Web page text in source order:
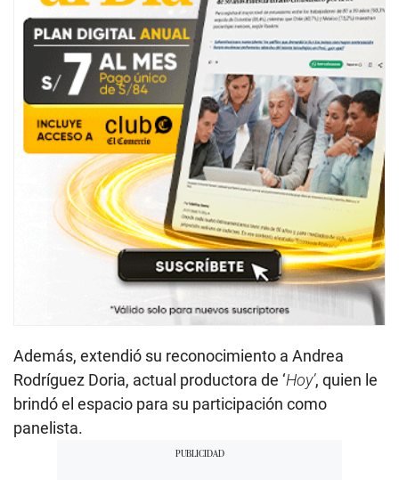
Además, extendió su reconocimiento a Andrea
Rodríguez Doria, actual productora de ‘Hoy’, quien le
brindó el espacio para su participación como
panelista.